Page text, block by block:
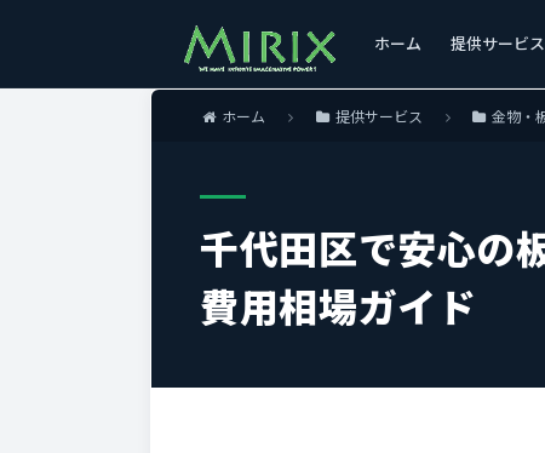
ホーム 提供サービス
ホーム 提供サービス 金物・
千代田区で安心の
費用相場ガイド